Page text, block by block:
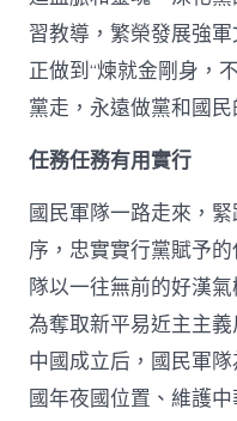
習教導，繁榮發展強
正做到“煉就金剛身，
黨走，永遠做黨和國民
任務任務有用實行
國民軍隊一路走來，
序，忠實實行黨賦予
隊以一往無前的好漢
為奪取新平易近主主
中國成立后，國民軍
國年夜國位置、維護